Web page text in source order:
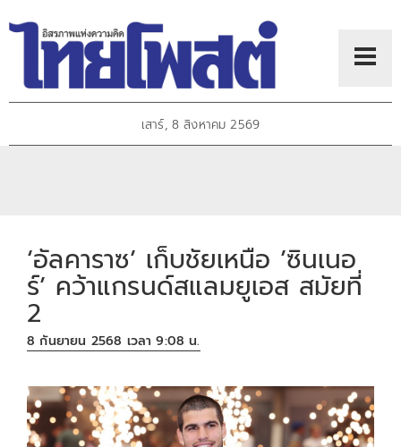
เสาร์, 8 สิงหาคม 2569
‘อัลคาราซ’ เก็บชัยเหนือ ’ซินเนอ
ร์’ คว้าแกรนด์สแลมยูเอส สมัยที่
2
8 กันยายน 2568 เวลา 9:08 น.